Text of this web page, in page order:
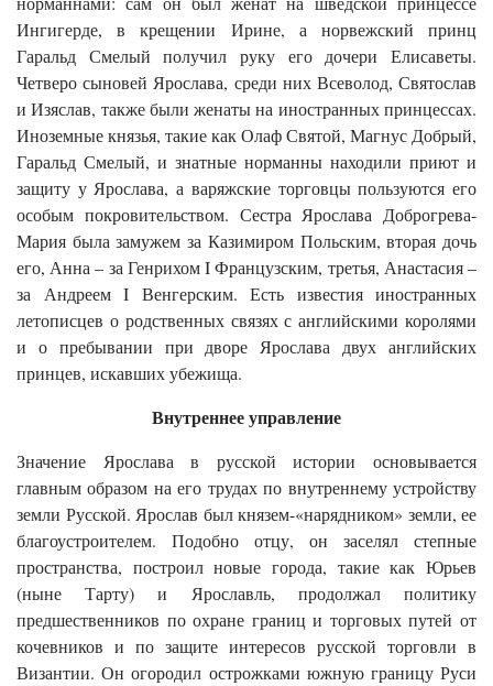
Ингигерде, в крещении Ирине, а норвежский принц
Гаральд Смелый получил руку его дочери Елисаветы.
Четверо сыновей Ярослава, среди них Всеволод, Святослав
и Изяслав, также были женаты на иностранных принцессах.
Иноземные князья, такие как Олаф Святой, Магнус Добрый,
Гаральд Смелый, и знатные норманны находили приют и
защиту у Ярослава, а варяжские торговцы пользуются его
особым покровительством. Сестра Ярослава Доброгрева-
Мария была замужем за Казимиром Польским, вторая дочь
его, Анна – за Генрихом I Французским, третья, Анастасия –
за Андреем I Венгерским. Есть известия иностранных
летописцев о родственных связях с английскими королями
и о пребывании при дворе Ярослава двух английских
принцев, искавших убежища.
Внутреннее управление
Значение Ярослава в русской истории основывается
главным образом на его трудах по внутреннему устройству
земли Русской. Ярослав был князем-«нарядником» земли, ее
благоустроителем. Подобно отцу, он заселял степные
пространства, построил новые города, такие как Юрьев
(ныне Тарту) и Ярославль, продолжал политику
предшественников по охране границ и торговых путей от
кочевников и по защите интересов русской торговли в
Византии. Он огородил острожками южную границу Руси